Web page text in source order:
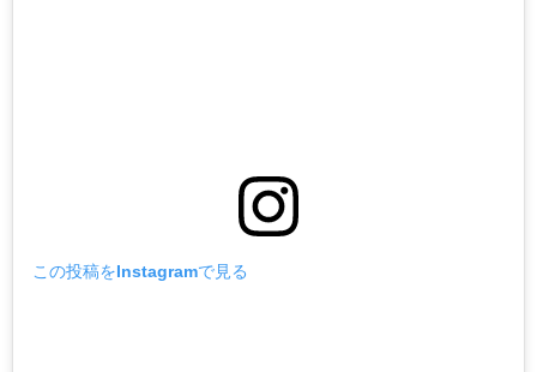
この投稿をInstagramで見る